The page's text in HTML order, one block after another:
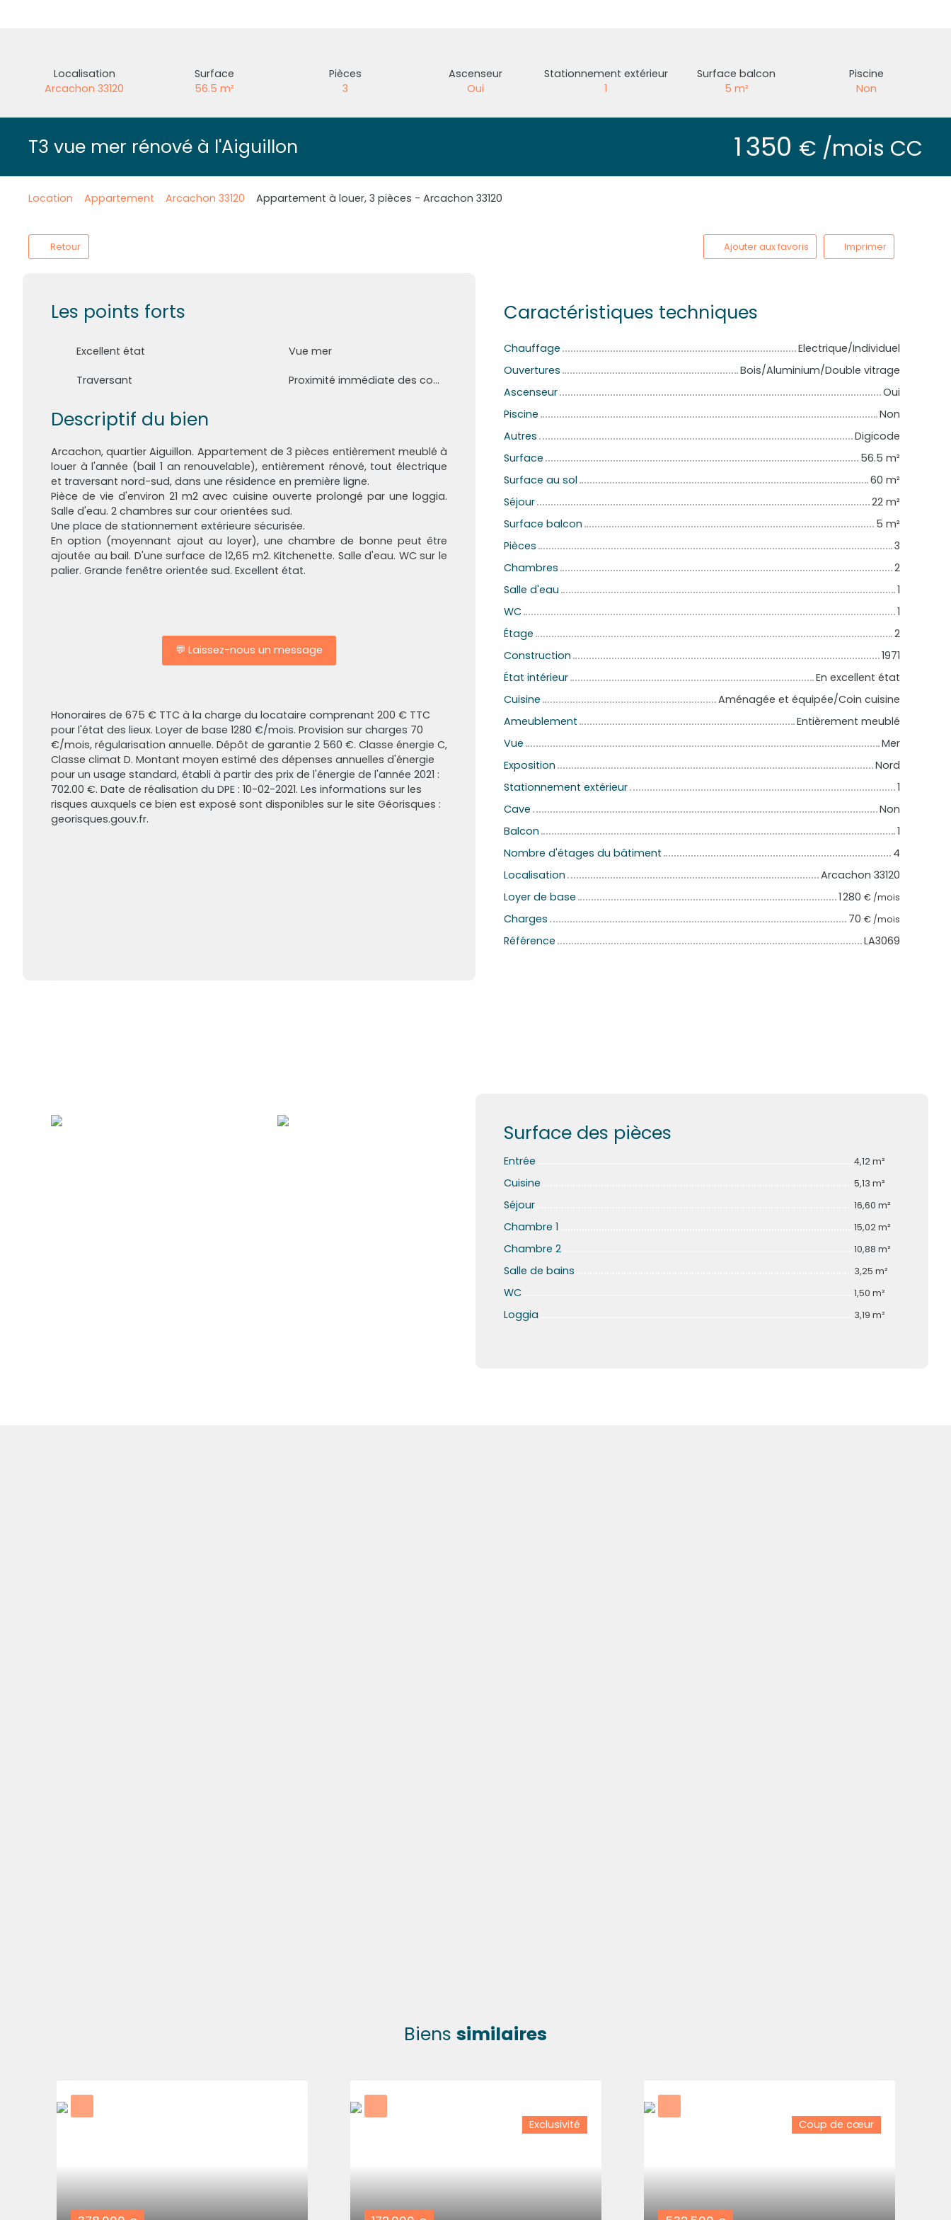
Localisation
Arcachon 33120
Surface
56.5m²
Pièces
3
Ascenseur
Oui
Stationnement extérieur
1
Surface balcon
5 m²
Piscine
Non
T3 vue mer rénové à l'Aiguillon 1 350 € /mois CC
Location Appartement Arcachon 33120 Appartement à louer, 3 pièces - Arcachon 33120
Retour Ajouter aux favoris Imprimer
Les points forts
Excellent état Vue mer
Traversant Proximité immédiate des commerces
Descriptif du bien
Arcachon, quartier Aiguillon. Appartement de 3 pièces entièrement meublé à
louer à l'année (bail 1 an renouvelable), entièrement rénové, tout électrique
et traversant nord-sud, dans une résidence en première ligne.
Pièce de vie d'environ 21 m2 avec cuisine ouverte prolongé par une loggia.
Salle d'eau. 2 chambres sur cour orientées sud.
Une place de stationnement extérieure sécurisée.
En option (moyennant ajout au loyer), une chambre de bonne peut être
ajoutée au bail. D'une surface de 12,65 m2. Kitchenette. Salle d'eau. WC sur le
palier. Grande fenêtre orientée sud. Excellent état.
💬 Laissez-nous un message
Honoraires de 675 € TTC à la charge du locataire comprenant 200 € TTC
pour l'état des lieux. Loyer de base 1280 €/mois. Provision sur charges 70
€/mois, régularisation annuelle. Dépôt de garantie 2 560 €. Classe énergie C,
Classe climat D. Montant moyen estimé des dépenses annuelles d'énergie
pour un usage standard, établi à partir des prix de l'énergie de l'année 2021 :
702.00 €. Date de réalisation du DPE : 10-02-2021. Les informations sur les
risques auxquels ce bien est exposé sont disponibles sur le site Géorisques :
georisques.gouv.fr.
Caractéristiques techniques
Chauffage
Electrique/Individuel
Ouvertures
Bois/Aluminium/Double vitrage
Ascenseur
Oui
Piscine
Non
Autres
Digicode
Surface
56.5 m²
Surface au sol
60 m²
Séjour
22 m²
Surface balcon
5 m²
Pièces
3
Chambres
2
Salle d'eau
1
WC
1
Étage
2
Construction
1971
État intérieur
En excellent état
Cuisine
Aménagée et équipée/Coin cuisine
Ameublement
Entièrement meublé
Vue
Mer
Exposition
Nord
Stationnement extérieur
1
Cave
Non
Balcon
1
Nombre d'étages du bâtiment
4
Localisation
Arcachon 33120
Loyer de base
1 280 € /mois
Charges 70 € /mois
Référence LA3069
Surface des pièces
Entrée 4,12 m²
Cuisine 5,13 m²
Séjour 16,60 m²
Chambre 1 15,02 m²
Chambre 2 10,88 m²
Salle de bains 3,25 m²
WC 1,50 m²
Loggia 3,19 m²
Biens similaires
Exclusivité Coup de cœur